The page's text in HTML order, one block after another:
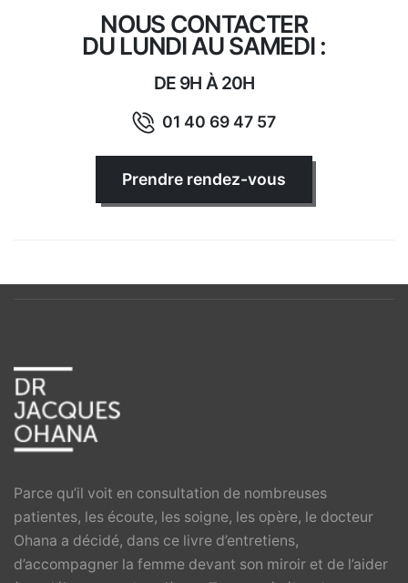
NOUS CONTACTER
DU LUNDI AU SAMEDI :
DE 9H À 20H
01 40 69 47 57
Prendre rendez-vous
Parce qu’il voit en consultation de nombreuses
patientes, les écoute, les soigne, les opère, le docteur
Ohana a décidé, dans ce livre d’entretiens,
d’accompagner la femme devant son miroir et de l’aider